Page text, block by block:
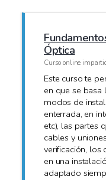
Óptica
Curso online
Este curso te
en que se basa
modos de
enterrada, en
etc), las partes
cables y
verificación, los
en una
adaptado